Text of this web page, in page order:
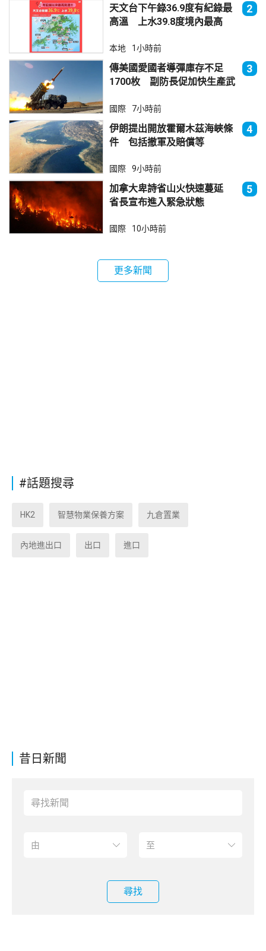
昔日新聞
尋找
天文台下午錄36.9度有紀錄最
高溫 上水39.8度境內最高
2
本地 1小時前
傳美國愛國者導彈庫存不足
1700枚 副防長促加快生產武
3
國際 7小時前
伊朗提出開放霍爾木茲海峽條
件 包括撤軍及賠償等
4
國際 9小時前
加拿大卑詩省山火快速蔓延
省長宣布進入緊急狀態
5
國際 10小時前
更多新聞
#話題搜尋
HK2 智慧物業保養方案 九倉置業
內地進出口 出口 進口